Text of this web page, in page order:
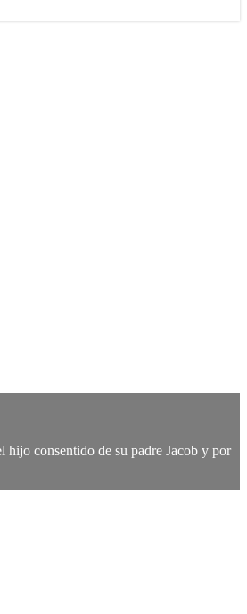
hijo consentido de su padre Jacob y por